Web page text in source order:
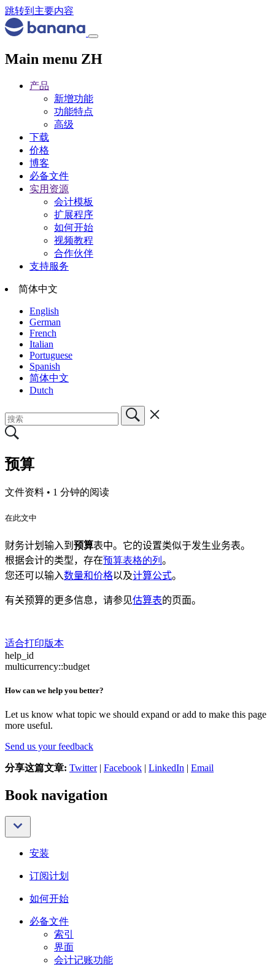
跳转到主要内容
Main menu ZH
产品
新增功能
功能特点
高级
下载
价格
博客
必备文件
实用资源
会计模板
扩展程序
如何开始
视频教程
合作伙伴
支持服务
简体中文
English
German
French
Italian
Portuguese
Spanish
简体中文
Dutch
预算
文件资料 • 1 分钟的阅读
在此文中
财务计划输入到 预算表中。 它的设置类似于发生业务表。
根据会计的类型，存在预算表格的列 。
您还可以输入数量和价格以及计算公式。
有关预算的更多信息，请参见估算表的页面。
适合打印版本
help_id
multicurrency::budget
How can we help you better?
Let us know what topic we should expand or add to make this page
more useful.
Send us your feedback
分享这篇文章: Twitter| Facebook | LinkedIn | Email
Book navigation
安装
订阅计划
如何开始
必备文件
索引
界面
会计记账功能